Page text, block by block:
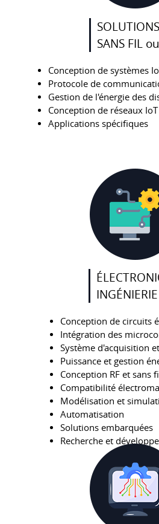
SOLUTIONS
SANS FIL
Conception de systèmes
Protocole de
Gestion de l'énergie des
Conception de réseaux IoT
Applications spécifiques
INGÉNIERIE
Conception de circuits
Intégration des
Système d'acquisition
Puissance et gestion
Conception RF et sans
Compatibilité
Modélisation et
Automatisation
Solutions embarquées
Recherche et